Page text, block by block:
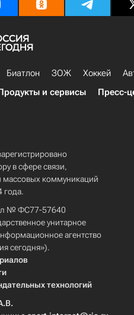
Биатлон ЗОЖ Хоккей
и сервисы Пресс-
в сфере связи,
коммуникаций
года.
№ ФС77-57640
унитарное
агентство
сегодня»).
технологий